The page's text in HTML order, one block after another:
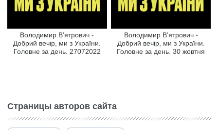
Володимир В’ятрович -
Добрий вечір, ми з України.
Головне за день. 27072022
Володимир В’ятрович -
Добрий вечір, ми з України.
Головне за день. 30 жовтня
Страницы авторов сайта